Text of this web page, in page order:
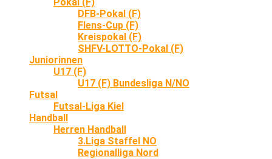
DFB-Pokal (F)
Flens-Cup (F)
Kreispokal (F)
SHFV-LOTTO-Pokal (F)
Juniorinnen
U17 (F)
U17 (F) Bundesliga N/NO
Futsal
Futsal-Liga Kiel
Handball
Herren Handball
3.Liga Staffel NO
Regionalliga Nord